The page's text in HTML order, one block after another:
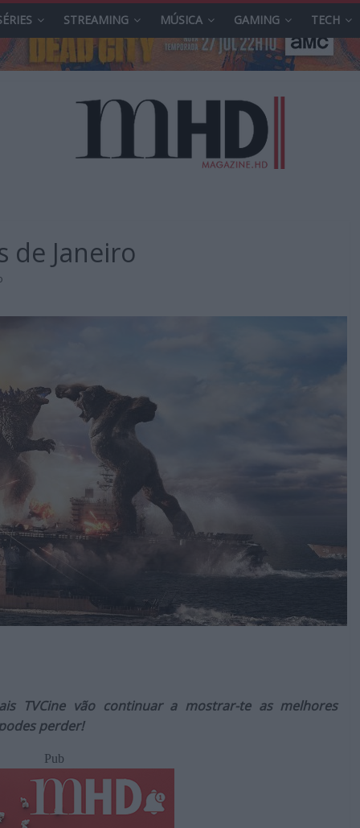
STREAMING MÚSICA GAMING TECH
de Janeiro
TVCine vão continuar a mostrar-te as melhores
perder!
Pub